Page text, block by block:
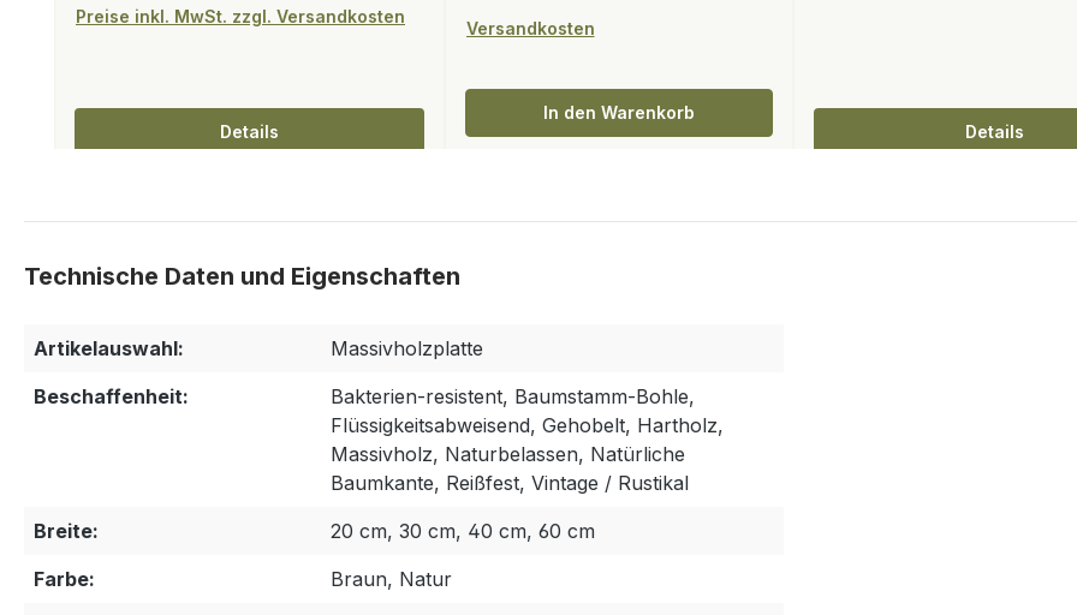
Preise inkl. MwSt. zzgl. Versandkosten
Details
Versandkosten
In den Warenkorb
Details
Artikelauswahl:
Massivholzplatte
Beschaffenheit:
Bakterien-resistent, Baumstamm-Bohle,
Flüssigkeitsabweisend, Gehobelt, Hartholz,
Massivholz, Naturbelassen, Natürliche
Baumkante, Reißfest, Vintage / Rustikal
Breite:
20 cm, 30 cm, 40 cm, 60 cm
Farbe:
Braun, Natur